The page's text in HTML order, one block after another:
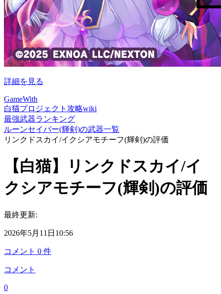
詳細を見る
GameWith
白猫プロジェクト攻略wiki
最強武器ランキング
ルーンセイバー(輝剣)の武器一覧
リンクドスカイ/イクシアモチーフ(輝剣)の評価
【白猫】リンクドスカイ/イ
クシアモチーフ(輝剣)の評価
最終更新:
2026年5月11日10:56
コメント 0 件
コメント
0